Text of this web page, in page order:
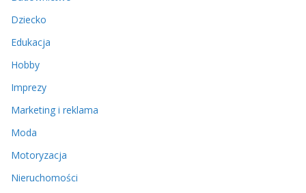
Dziecko
Edukacja
Hobby
Imprezy
Marketing i reklama
Moda
Motoryzacja
Nieruchomości